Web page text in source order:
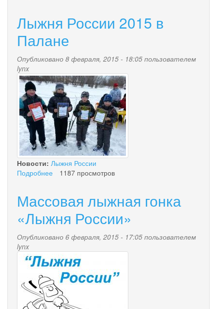
Лыжня России 2015 в
Палане
Опубликовано 8 февраля, 2015 - 18:05 пользователем
lynx
20150208_131823.jpg
Новости: Лыжня России
Подробнее
2015
Палане
1187 просмотров
Массовая лыжная гонка
«Лыжня России»
Опубликовано 6 февраля, 2015 - 17:05 пользователем
lynx
lyzhnya_rossii.jpg